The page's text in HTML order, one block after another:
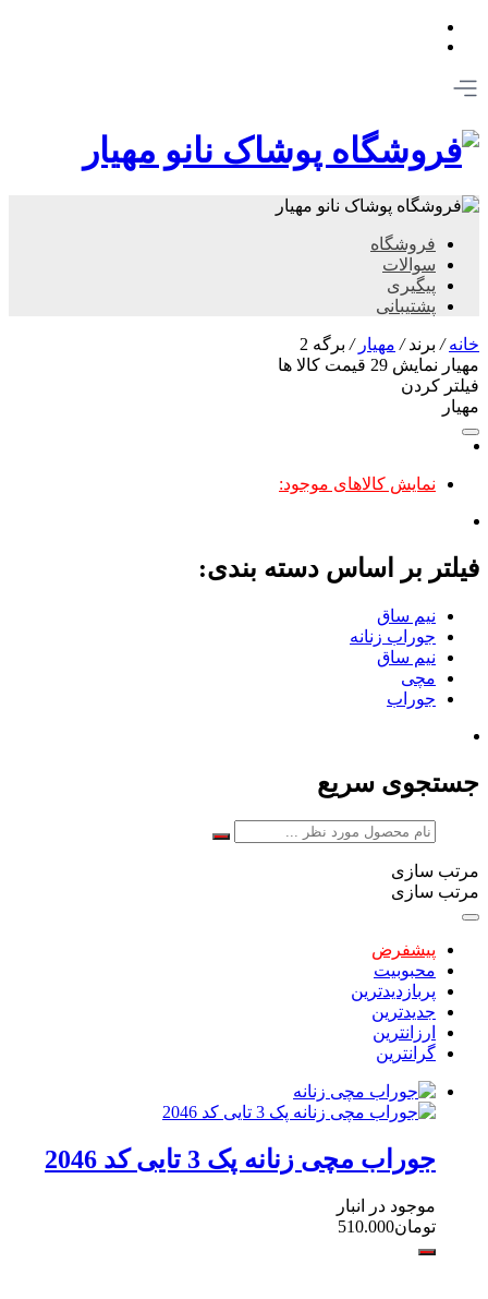
فروشگاه
سوالات
پیگیری
پشتیبانی
خانه/ برند/ مهیار / برگه 2
مهیار نمایش 29 قیمت کالا ها
فیلتر کردن
مهیار
نمایش کالاهای موجود:
فیلتر بر اساس دسته بندی:
نیم ساق
جوراب زنانه
نیم ساق
مچی
جوراب
جستجوی سریع
مرتب سازی
مرتب سازی
پیشفرض
محبوبیت
پربازدیدترین
جدیدترین
ارزانترین
گرانترین
جوراب مچی زنانه پک 3 تایی کد 2046
موجود در انبار
تومان510.000